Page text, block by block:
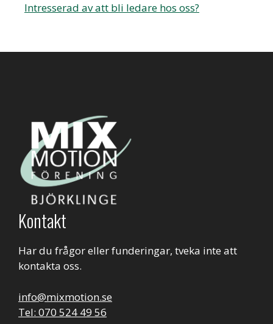
Intresserad av att bli ledare hos oss?
Kontakt
Har du frågor eller funderingar, tveka inte att
kontakta oss.
info@mixmotion.se
Tel: 070 524 49 56